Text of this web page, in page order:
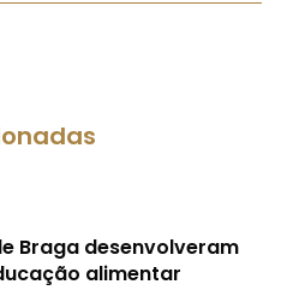
Braga desenvolveram
alimentar